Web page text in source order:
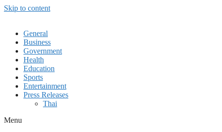
Skip to content
General
Business
Government
Health
Education
Sports
Entertainment
Press Releases
Thai
Menu